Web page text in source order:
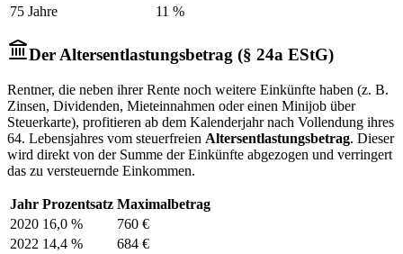
75 Jahre
11 %
Der Altersentlastungsbetrag (§ 24a EStG)
Rentner, die neben ihrer Rente noch weitere Einkünfte haben (z. B.
Zinsen, Dividenden, Mieteinnahmen oder einen Minijob über
Steuerkarte), profitieren ab dem Kalenderjahr nach Vollendung ihres
64. Lebensjahres vom steuerfreien Altersentlastungsbetrag. Dieser
wird direkt von der Summe der Einkünfte abgezogen und verringert
das zu versteuernde Einkommen.
Jahr Prozentsatz Maximalbetrag
2020 16,0 %
760 €
2022 14,4 %
684 €